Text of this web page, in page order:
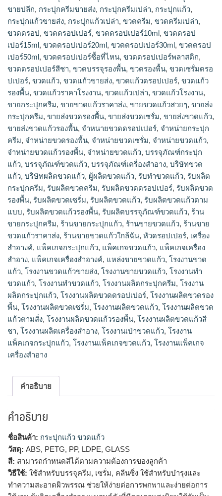
ผลิตขวดครีม, กระปุกครีม50กรัมราคาส่ง, กระปุกครีมขายส่ง, ขาย
กระปุกครีม, ร้านขายกระปุกครีม, กระปุกครีมขายปลีก
ขายปลีก, กระปุกครีมขายส่ง, กระปุกครีมเปล่า, กระปุกแก้ว,
กระปุกแก้วขายส่ง, กระปุกแก้วเปล่า, ขวดครีม, ขวดครีมเปล่า,
ขวดดรอป, ขวดดรอปเปอร์, ขวดดรอปเปอร์10ml, ขวดดรอป
เปอร์15ml, ขวดดรอปเปอร์20ml, ขวดดรอปเปอร์30ml, ขวดดรอป
เปอร์50ml, ขวดดรอปเปอร์ซื้อที่ไหน, ขวดดรอปเปอร์พลาสติก,
ขวดดรอปเปอร์สีชา, ขวดบรรจุรองพื้น, ขวดรองพื้น, ขวดเซรั่มดรอ
ปเปอร์, ขวดแก้ว, ขวดแก้วขายส่ง, ขวดแก้วดรอปเปอร์, ขวดแก้ว
รองพื้น, ขวดแก้วราคาโรงงาน, ขวดแก้วเปล่า, ขวดแก้วโรงงาน,
ขายกระปุกครีม, ขายขวดแก้วราคาส่ง, ขายขวดแก้วสวยๆ, ขายส่ง
กระปุกครีม, ขายส่งขวดรองพื้น, ขายส่งขวดเซรั่ม, ขายส่งขวดแก้ว,
ขายส่งขวดแก้วรองพื้น, จำหนายขวดดรอปเปอร์, จำหน่ายกระปุก
ครีม, จำหน่ายขวดรองพื้น, จำหน่ายขวดเซรั่ม, จำหน่ายขวดแก้ว,
จำหน่ายขวดแก้วรองพื้น, จําหน่ายขวดแก้ว, บรรจุภัณฑ์กระปุก
แก้ว, บรรจุภัณฑ์ขวดแก้ว, บรรจุภัณฑ์เครื่องสำอาง, บริษัทขวด
แก้ว, บริษัทผลิตขวดแก้ว, ผู้ผลิตขวดแก้ว, รับทำขวดแก้ว, รับผลิต
กระปุกครีม, รับผลิตขวดครีม, รับผลิตขวดดรอปเปอร์, รับผลิตขวด
รองพื้น, รับผลิตขวดเซรั่ม, รับผลิตขวดแก้ว, รับผลิตขวดแก้วตาม
แบบ, รับผลิตขวดแก้วรองพื้น, รับผลิตบรรจุภัณฑ์ขวดแก้ว, ร้าน
ขายกระปุกครีม, ร้านขายกระปุกแก้ว, ร้านขายขวดแก้ว, ร้านขาย
ขวดแก้วราคาส่ง, ร้านขายขวดแก้วใกล้ฉัน, หัวดรอปเปอร์, เครื่อง
สำอางค์, แพ็คเกจกระปุกแก้ว, แพ็คเกจขวดแก้ว, แพ็คเกจเครื่อง
สำอาง, แพ็คเกจเครื่องสำอางค์, แหล่งขายขวดแก้ว, โรงงานขวด
แก้ว, โรงงานขวดแก้วขายส่ง, โรงงานขายขวดแก้ว, โรงงานทำ
ขวดแก้ว, โรงงานทําขวดแก้ว, โรงงานผลิตกระปุกครีม, โรงงาน
ผลิตกระปุกแก้ว, โรงงานผลิตขวดดรอปเปอร์, โรงงานผลิตขวดรอง
พื้น, โรงงานผลิตขวดเซรั่ม, โรงงานผลิตขวดแก้ว, โรงงานผลิตขวด
แก้วตามสั่ง, โรงงานผลิตขวดแก้วรองพื้น, โรงงานผลิตขวดแก้วสี
ชา, โรงงานผลิตเครื่องสำอาง, โรงงานเป่าขวดแก้ว, โรงงาน
แพ็คเกจกระปุกแก้ว, โรงงานแพ็คเกจขวดแก้ว, โรงงานแพ็คเกจ
เครื่องสำอาง
คำอธิบาย
คำอธิบาย
ชื่อสินค้า: กระปุกแก้ว ขวดแก้ว
วัสดุ: ABS, PETG, PP, LDPE, GLASS
สี: สามารถกำหนดสีได้ตามความต้องการของลูกค้า
วิธีใช้: ใช้สำหรับบรรจุครีม, เซรั่ม, คลีนซิ่ง ใช้สำหรับบำรุงและ
ทำความสะอาดผิวพรรณ ช่วยให้ง่ายต่อการพกพาและง่ายต่อการ